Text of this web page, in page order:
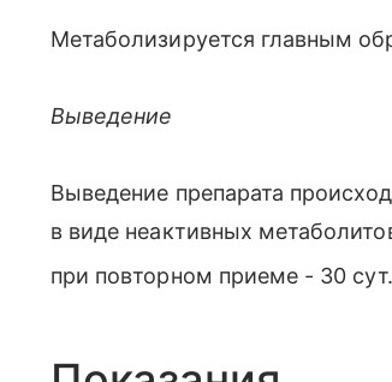
Метаболизируется главным
Выведение
Выведение препарата
в виде неактивных
при повторном приеме - 30 сут.